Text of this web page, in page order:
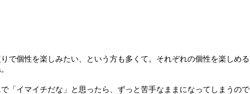
で個性を楽しみたい、という方も多くて。それぞれの個性を楽しめ
「イマイチだな」と思ったら、ずっと苦手なままになってしまうの